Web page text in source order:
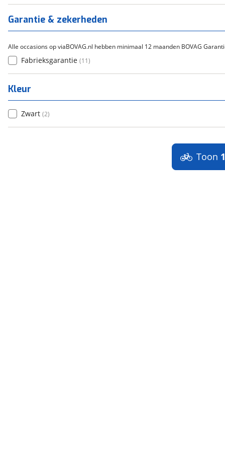
Garantie & zekerheden
Alle occasions op viaBOVAG.nl hebben minimaal 12 maanden BOVAG
Fabrieksgarantie (11)
Kleur
Zwart (2)
Toon